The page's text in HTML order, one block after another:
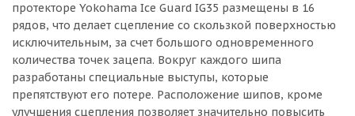
протекторе Yokohama Ice Guard IG35 размещены в 16
рядов, что делает сцепление со скользкой поверхностью
исключительным, за счет большого одновременного
количества точек зацепа. Вокруг каждого шипа
разработаны специальные выступы, которые
препятствуют его потере. Расположение шипов, кроме
улучшения сцепления позволяет значительно повысить